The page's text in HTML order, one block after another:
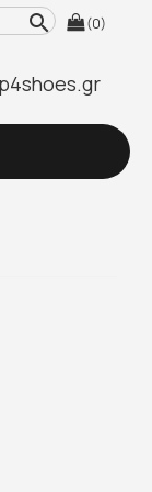
(0)
search